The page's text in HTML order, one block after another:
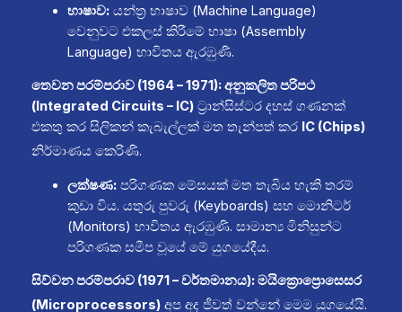
භාෂාව:යන්ත්‍ර භාෂාව (Machine Language)
වෙනුවට එකලස් කිරීමේ භාෂා (Assembly
Language) භාවිතය ඇරඹුණි.
තෙවන පරම්පරාව (1964 – 1971): අනුකලිත පරිපථ
(Integrated Circuits – IC)ට්‍රාන්සිස්ටර දහස් ගණනක්
එකතු කර සිලිකන් කැබැල්ලක් මත තැන්පත් කර IC (Chips)
නිර්මාණය කෙරිණි.
ලක්ෂණ:පරිගණක මේසයක් මත තැබිය හැකි තරම්
කුඩා විය. යතුරු පුවරු (Keyboards) සහ මොනිටර්
(Monitors) භාවිතය ඇරඹුණි. සාමාන්‍ය මිනිසුන්ට
පරිගණක සමීප වූයේ මේ යුගයේදීය.
සිව්වන පරම්පරාව (1971 – වර්තමානය): මයික්‍රොප්‍රොසෙසර
(Microprocessors)අප අද ජීවත් වන්නේ මෙම යුගයේයි.